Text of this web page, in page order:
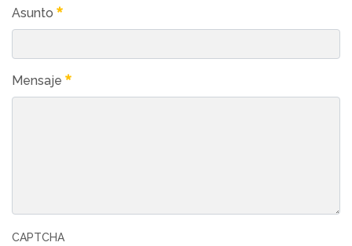
Asunto
Mensaje
CAPTCHA